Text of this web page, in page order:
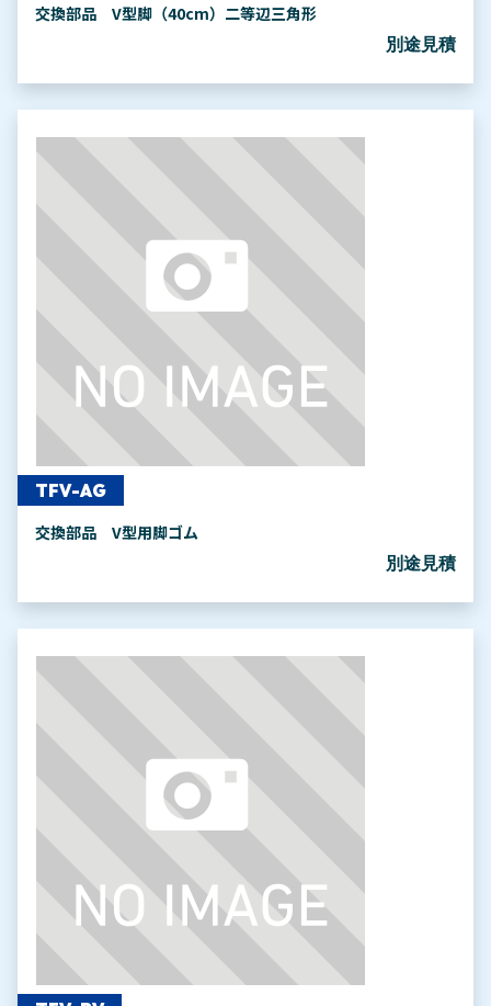
交換部品 V型脚（40cm）二等辺三角形
別途見積
TFV-AG
交換部品 V型用脚ゴム
別途見積